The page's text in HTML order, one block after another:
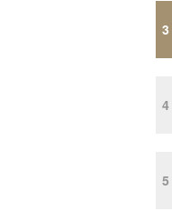
3
4
5